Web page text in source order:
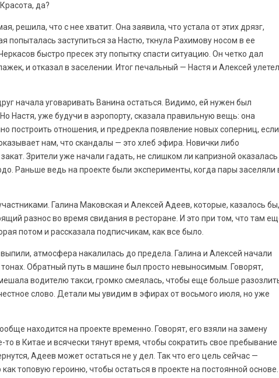
да?
решила, что с нее хватит. Она заявила, что устала от этих дрязг,
попыталась заступиться за Настю, ткнула Рахимову носом в ее
быстро пресек эту попытку спасти ситуацию. Он четко дал
и отказал в заселении. Итог печальный — Настя и Алексей
начала уговаривать Ванина остаться. Видимо, ей нужен был
Настя, уже будучи в аэропорту, сказала правильную вещь: она
построить отношения, и предрекла появление новых соперниц, если
нам, что скандалы — это хлеб эфира. Новички либо
Зрители уже начали гадать, не слишком ли капризной оказалась
Раньше ведь на проекте были эксперименты, когда пары заселяли
Галина Маковская и Алексей Адеев, которые, казалось бы,
разнос во время свидания в ресторане. И это при том, что там
потом и рассказала подписчикам, как все было.
атмосфера накалилась до предела. Галина и Алексей начали
Обратный путь в машине был просто невыносимым. Говорят,
водителю такси, громко смеялась, чтобы еще больше
слово. Детали мы увидим в эфирах от восьмого июля, но уже
находится на проекте временно. Говорят, его взяли на замену
в Китае и всячески тянут время, чтобы сократить свое пребывание
Адеев может остаться не у дел. Так что его цель сейчас —
топовую героиню, чтобы остаться в проекте на постоянной основе.